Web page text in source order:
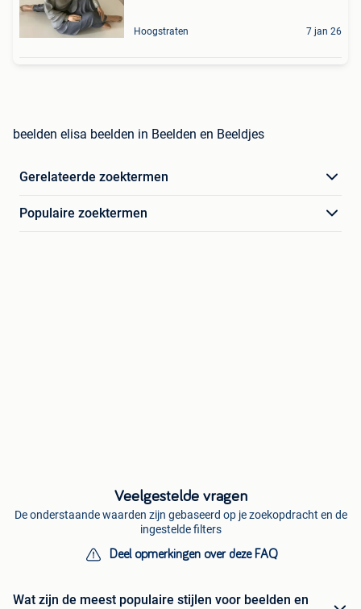
Hoogstraten 7 jan 26
beelden elisa beelden in Beelden en Beeldjes
Gerelateerde zoektermen
Populaire zoektermen
Veelgestelde vragen
De onderstaande waarden zijn gebaseerd op je zoekopdracht en de
ingestelde filters
Deel opmerkingen over deze FAQ
Wat zijn de meest populaire stijlen voor beelden en